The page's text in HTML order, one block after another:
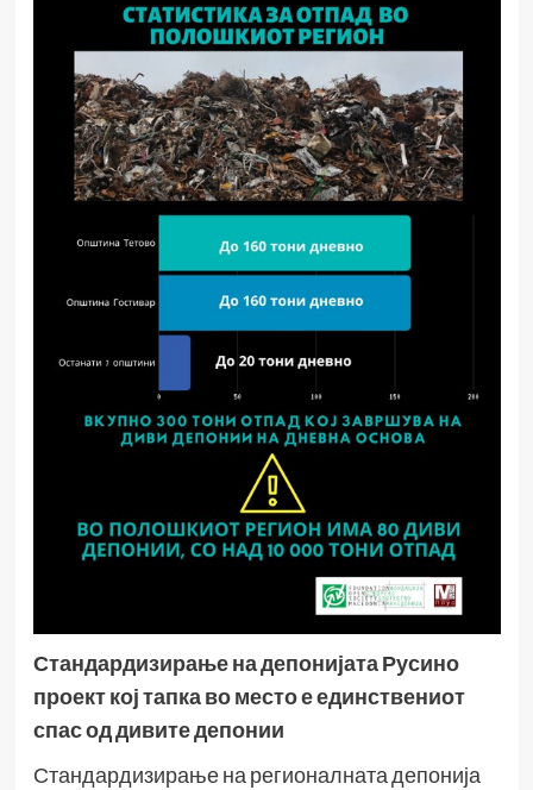
Стандардизирање на депонијата Русино
проект кој тапка во место е единствениот
спас од дивите депонии
Стандардизирање на регионалната депонија